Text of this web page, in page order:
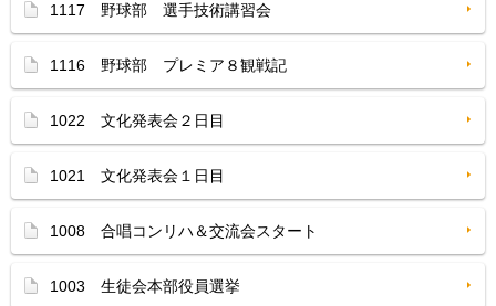
1117 野球部 選手技術講習会
1116 野球部 プレミア８観戦記
1022 文化発表会２日目
1021 文化発表会１日目
1008 合唱コンリハ＆交流会スタート
1003 生徒会本部役員選挙